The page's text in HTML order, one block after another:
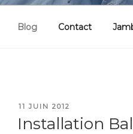
Blog Contact
PUBLIÉ
11 JUIN 2012
Installation